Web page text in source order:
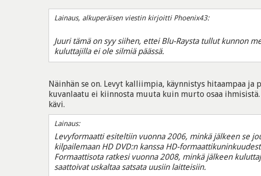
Lainaus, alkuperäisen viestin kirjoitti Phoenix43:
Juuri tämä on syy siihen, ettei Blu-Raysta tullut kunnon
kuluttajilla ei ole silmiä päässä.
Näinhän se on. Levyt kalliimpia, käynnistys hitaampaa ja
kuvanlaatu ei kiinnosta muuta kuin murto osaa
kävi.
Lainaus:
Levyformaatti esiteltiin vuonna 2006, minkä jälkeen se
kilpailemaan HD DVD:n kanssa HD-
Formaattisota ratkesi vuonna 2008, minkä jälkeen
saattoivat uskaltaa satsata uusiin laitteisiin.